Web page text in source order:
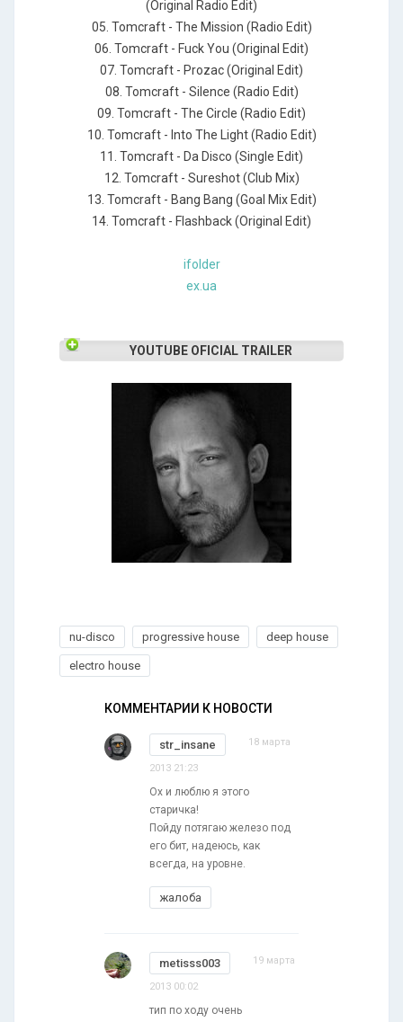
(Original Radio Edit)
05. Tomcraft - The Mission (Radio Edit)
06. Tomcraft - Fuck You (Original Edit)
07. Tomcraft - Prozac (Original Edit)
08. Tomcraft - Silence (Radio Edit)
09. Tomcraft - The Circle (Radio Edit)
10. Tomcraft - Into The Light (Radio Edit)
11. Tomcraft - Da Disco (Single Edit)
12. Tomcraft - Sureshot (Club Mix)
13. Tomcraft - Bang Bang (Goal Mix Edit)
14. Tomcraft - Flashback (Original Edit)
ifolder
ex.ua
YOUTUBE OFICIAL TRAILER
nu-disco progressive house deep house
electro house
КОММЕНТАРИИ К НОВОСТИ
str_insane 18 марта
2013 21:23
Ох и люблю я этого
старичка!
Пойду потягаю железо под
его бит, надеюсь, как
всегда, на уровне.
жалоба
metisss003 19 марта
2013 00:02
тип по ходу очень